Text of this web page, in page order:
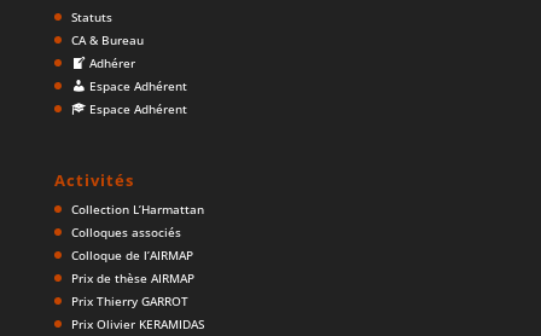
Statuts
CA & Bureau
Adhérer
Espace Adhérent
Espace Adhérent
Activités
Collection L’Harmattan
Colloques associés
Colloque de l’AIRMAP
Prix de thèse AIRMAP
Prix Thierry GARROT
Prix Olivier KERAMIDAS